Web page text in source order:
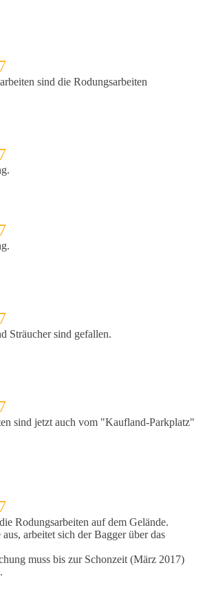
sind die Rodungsarbeiten
Sträucher sind gefallen.
sind jetzt auch vom "Kaufland-Parkplatz"
Rodungsarbeiten auf dem Gelände.
aus, arbeitet sich der Bagger über das
muss bis zur Schonzeit (März 2017)